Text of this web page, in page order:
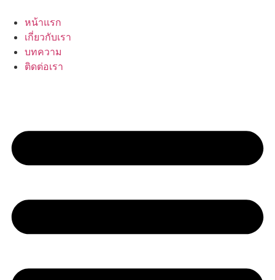
content
หน้าแรก
เกี่ยวกับเรา
บทความ
ติดต่อเรา